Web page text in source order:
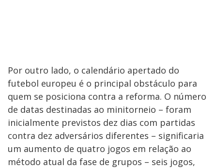
Por outro lado, o calendário apertado do
futebol europeu é o principal obstáculo para
quem se posiciona contra a reforma. O número
de datas destinadas ao minitorneio – foram
inicialmente previstos dez dias com partidas
contra dez adversários diferentes – significaria
um aumento de quatro jogos em relação ao
método atual da fase de grupos – seis jogos,